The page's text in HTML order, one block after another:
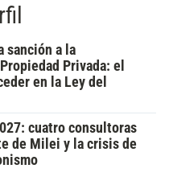
sanción a la
Privada: el
en la Ley del
cuatro consultoras
de Milei y la crisis de